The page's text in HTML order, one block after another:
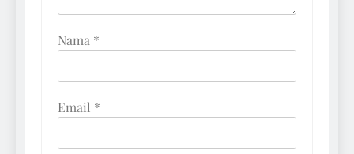
Nama *
Email *